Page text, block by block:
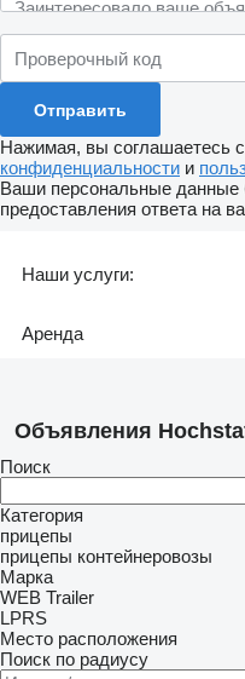
Наши услуги:
Аренда
Нажимая, вы соглашаетесь
конфиденциальности и
Ваши персональные
предоставления ответа на
Объявления
Поиск
Категория
прицепы
прицепы контейнеровозы
Марка
WEB Trailer
LPRS
Место расположения
Поиск по радиусу